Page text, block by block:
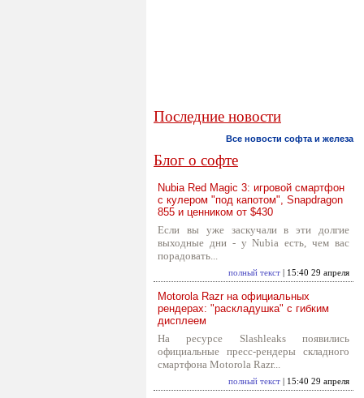
Последние новости
Все новости софта и железа
Блог о софте
Nubia Red Magic 3: игровой смартфон
с кулером "под капотом", Snapdragon
855 и ценником от $430
Если вы уже заскучали в эти долгие
выходные дни - у Nubia есть, чем вас
порадовать...
полный текст | 15:40 29 апреля
Motorola Razr на официальных
рендерах: "раскладушка" с гибким
дисплеем
На ресурсе Slashleaks появились
официальные пресс-рендеры складного
смартфона Motorola Razr...
полный текст | 15:40 29 апреля